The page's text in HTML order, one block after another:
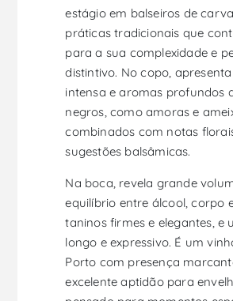
estágio em balseiros de
práticas tradicionais que
para a sua complexidade e
distintivo. No copo,
intensa e aromas profundos
negros, como amoras e
combinados com notas
sugestões balsâmicas.
Na boca, revela grande
equilíbrio entre álcool, corpo
taninos firmes e elegantes, e
longo e expressivo. É um
Porto com presença
excelente aptidão para